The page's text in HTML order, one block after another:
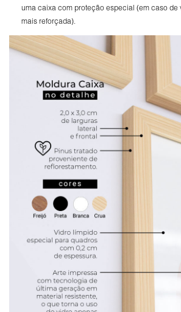
uma caixa com proteção especial (em caso de
mais reforçada).